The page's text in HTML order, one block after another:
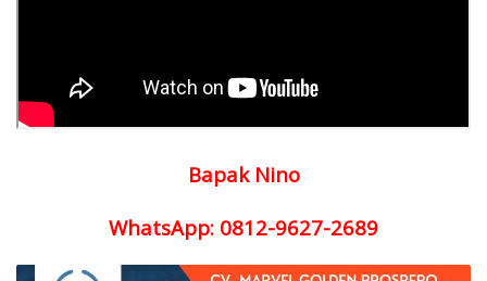
Bapak Nino
WhatsApp: 0812-9627-2689